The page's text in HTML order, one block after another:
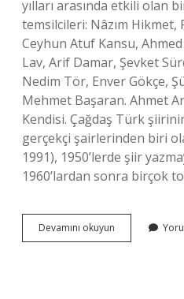
yılları arasında etkili olan
temsilcileri: Nâzım Hikmet,
Ceyhun Atuf Kansu,
Lav, Arif Damar, Şevket
Nedim Tör, Enver Gökçe,
Mehmet Başaran. Ahmet
Kendisi. Çağdaş Türk
gerçekçi şairlerinden biri
1991), 1950’lerde şiir
1960’lardan sonra birçok
Devamını okuyun
Damar